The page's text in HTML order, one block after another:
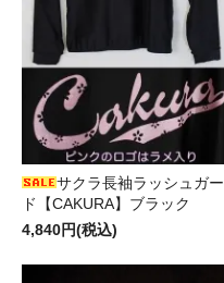
サクラ長袖ラッシュガー
ド【CAKURA】ブラック
4,840円(税込)